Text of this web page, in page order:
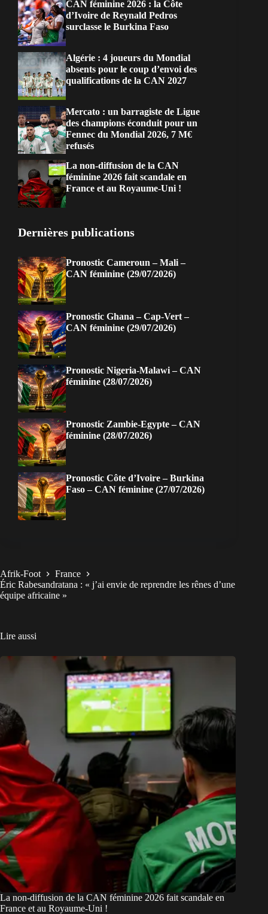
CAN féminine 2026 : la Côte
d’Ivoire de Reynald Pedros
surclasse le Burkina Faso
Algérie : 4 joueurs du Mondial
absents pour le coup d’envoi des
qualifications de la CAN 2027
Mercato : un barragiste de Ligue
des champions éconduit pour un
Fennec du Mondial 2026, 7 M€
refusés
La non-diffusion de la CAN
féminine 2026 fait scandale en
France et au Royaume-Uni !
Dernières publications
Pronostic Cameroun – Mali –
CAN féminine (29/07/2026)
Pronostic Ghana – Cap-Vert –
CAN féminine (29/07/2026)
Pronostic Nigeria-Malawi – CAN
féminine (28/07/2026)
Pronostic Zambie-Egypte – CAN
féminine (28/07/2026)
Pronostic Côte d’Ivoire – Burkina
Faso – CAN féminine (27/07/2026)
Afrik-Foot
France
Éric Rabesandratana : « j’ai envie de reprendre les rênes d’une
équipe africaine »
Lire aussi
La non-diffusion de la CAN féminine 2026 fait scandale en
France et au Royaume-Uni !